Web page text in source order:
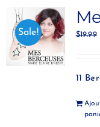
Sale! $19.99
11